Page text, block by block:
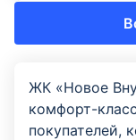
ЖК «Новое
комфорт-
покупателей,